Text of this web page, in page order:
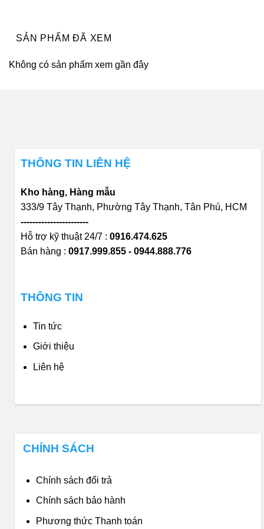
SẢN PHẨM ĐÃ XEM
Không có sản phẩm xem gần đây
THÔNG TIN LIÊN HỆ
Kho hàng, Hàng mẫu
333/9 Tây Thạnh, Phường Tây Thạnh, Tân Phú, HCM
-----------------------
Hỗ trợ kỹ thuật 24/7 : 0916.474.625
Bán hàng : 0917.999.855 - 0944.888.776
THÔNG TIN
Tin tức
Giới thiệu
Liên hệ
CHÍNH SÁCH
Chính sách đổi trả
Chính sách bảo hành
Phương thức Thanh toán